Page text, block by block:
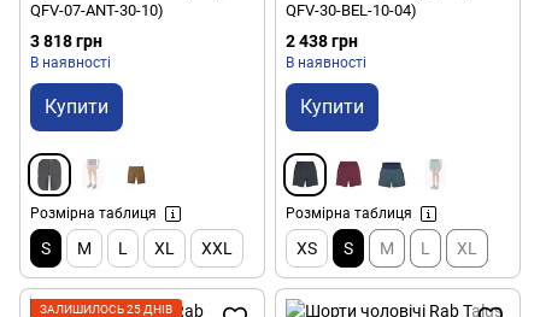
QFV-07-ANT-30-10)
3 818 грн
В наявності
Купити
Розмірна таблиця
S M L XL XXL
QFV-30-BEL-10-04)
2 438 грн
В наявності
Купити
Розмірна таблиця
XS S M L XL
ЗАЛИШИЛОСЬ 25 ДНІВ